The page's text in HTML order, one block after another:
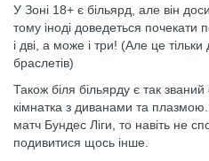
У Зоні 18+ є більярд, але він
тому іноді доведеться почекати
і дві, а може і три! (Але це
браслетів)
Також біля більярду є так
кімнатка з диванами та
матч Бундес Ліги, то навіть не
подивитися щось інше.